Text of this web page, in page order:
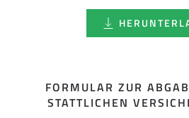
FORMULAR ZUR
STATTLICHEN